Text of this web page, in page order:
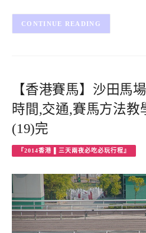
CONTINUE READING
【香港賽馬】沙田馬
時間,交通,賽馬方法教
(19)完
『2014香港 ▌三天兩夜必吃必玩行程』